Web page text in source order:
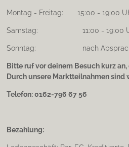
Montag - Freitag: 15:00 - 19:00
Samstag: 11:00 - 19:00
Sonntag: nach
Bitte ruf vor deinem Besuch kurz
Durch unsere Marktteilnahmen sind
Telefon: 0162-796 67 56
Bezahlung: